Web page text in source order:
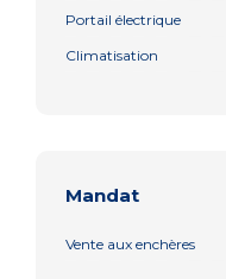
Portail électrique
Climatisation
Mandat
Vente aux enchères